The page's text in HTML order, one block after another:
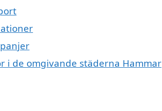
i de omgivande städerna Hammar